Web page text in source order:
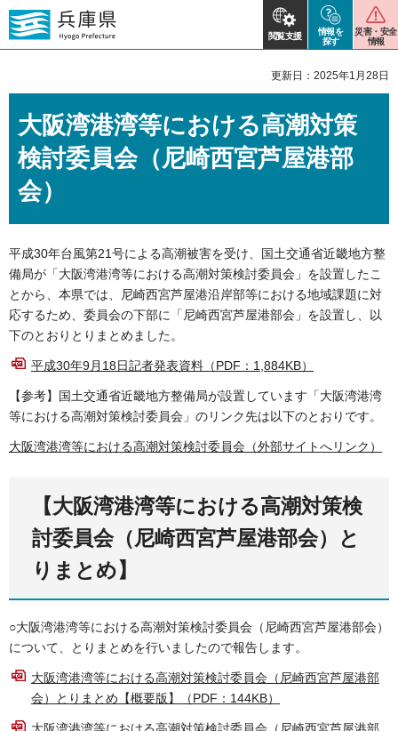
閲覧支援
情報を
探す
災害・安全
情報
更新日：2025年1月28日
大阪湾港湾等における高潮対策
検討委員会（尼崎西宮芦屋港部
会）
平成30年台風第21号による高潮被害を受け、国土交通省近畿地方整
備局が「大阪湾港湾等における高潮対策検討委員会」を設置したこ
とから、本県では、尼崎西宮芦屋港沿岸部等における地域課題に対
応するため、委員会の下部に「尼崎西宮芦屋港部会」を設置し、以
下のとおりとりまとめました。
平成30年9月18日記者発表資料（PDF：1,884KB）
【参考】国土交通省近畿地方整備局が設置しています「大阪湾港湾
等における高潮対策検討委員会」のリンク先は以下のとおりです。
大阪湾港湾等における高潮対策検討委員会（外部サイトへリンク）
【大阪湾港湾等における高潮対策検
討委員会（尼崎西宮芦屋港部会）と
りまとめ】
○大阪湾港湾等における高潮対策検討委員会（尼崎西宮芦屋港部会）
について、とりまとめを行いましたので報告します。
大阪湾港湾等における高潮対策検討委員会（尼崎西宮芦屋港部
会）とりまとめ【概要版】（PDF：144KB）